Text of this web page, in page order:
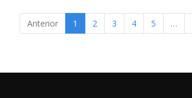
Anterior 1 2 3 4 5 …